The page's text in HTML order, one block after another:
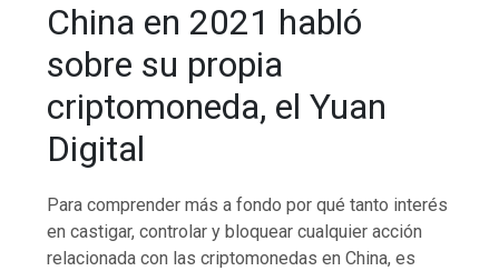
China en 2021 habló
sobre su propia
criptomoneda, el Yuan
Digital
Para comprender más a fondo por qué tanto interés
en castigar, controlar y bloquear cualquier acción
relacionada con las criptomonedas en China, es